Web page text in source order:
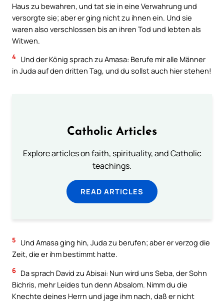
Haus zu bewahren, und tat sie in eine Verwahrung und
versorgte sie; aber er ging nicht zu ihnen ein. Und sie
waren also verschlossen bis an ihren Tod und lebten als
Witwen.
4 Und der König sprach zu Amasa: Berufe mir alle Männer
in Juda auf den dritten Tag, und du sollst auch hier stehen!
Catholic Articles
Explore articles on faith, spirituality, and Catholic
teachings.
READ ARTICLES
5
Und Amasa ging hin, Juda zu berufen; aber er verzog die
Zeit, die er ihm bestimmt hatte.
6 Da sprach David zu Abisai: Nun wird uns Seba, der Sohn
Bichris, mehr Leides tun denn Absalom. Nimm du die
Knechte deines Herrn und jage ihm nach, daß er nicht